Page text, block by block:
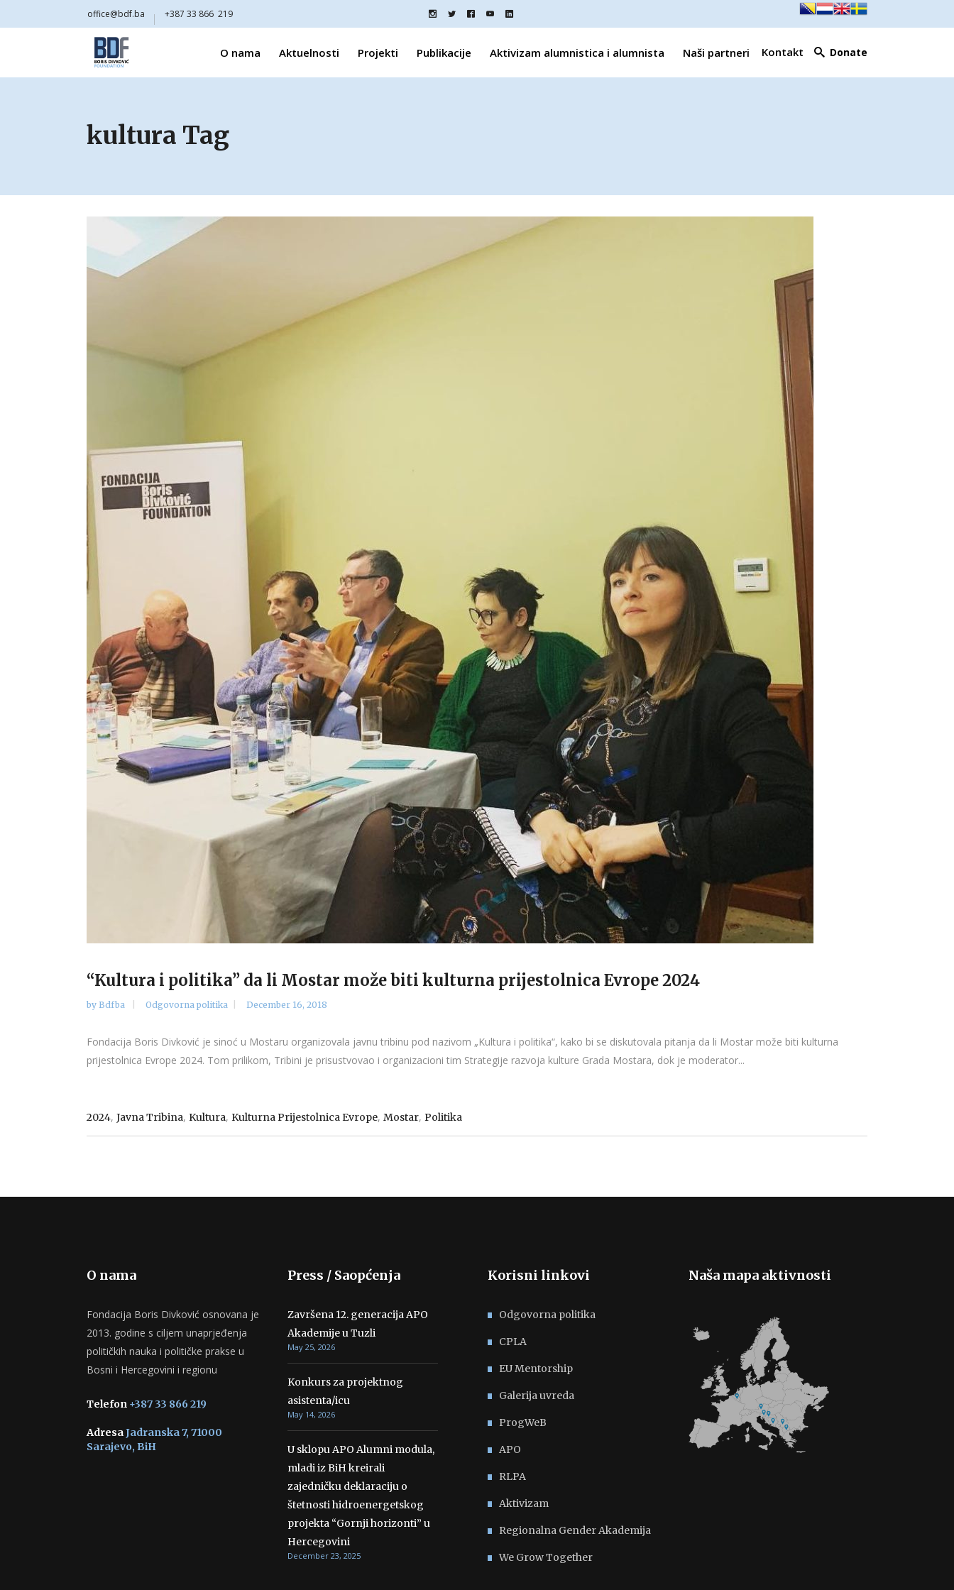
office@bdf.ba +387 33 866 219
O nama Aktuelnosti Projekti Publikacije Aktivizam alumnistica i alumnista Naši partneri Kontakt Donate
kultura Tag
“Kultura i politika” da li Mostar može biti kulturna prijestolnica Evrope 2024
by Bdfba Odgovorna politika December 16, 2018
Fondacija Boris Divković je sinoć u Mostaru organizovala javnu tribinu pod nazivom „Kultura i politika“, kako bi se diskutovala pitanja da li Mostar može biti kulturna
prijestolnica Evrope 2024. Tom prilikom, Tribini je prisustvovao i organizacioni tim Strategije razvoja kulture Grada Mostara, dok je moderator...
2024, Javna Tribina, Kultura, Kulturna Prijestolnica Evrope, Mostar, Politika
O nama
Fondacija Boris Divković osnovana je
2013. godine s ciljem unaprjeđenja
političkih nauka i političke prakse u
Bosni i Hercegovini i regionu
Telefon +387 33 866 219
AdresaJadranska 7, 71000
Sarajevo, BiH
Press / Saopćenja
Završena 12. generacija APO
Akademije u Tuzli
May 25, 2026
Konkurs za projektnog
asistenta/icu
May 14, 2026
U sklopu APO Alumni modula,
mladi iz BiH kreirali
zajedničku deklaraciju o
štetnosti hidroenergetskog
projekta “Gornji horizonti” u
Hercegovini
December 23, 2025
Korisni linkovi
Odgovorna politika
CPLA
EU Mentorship
Galerija uvreda
ProgWeB
APO
RLPA
Aktivizam
Regionalna Gender Akademija
We Grow Together
Naša mapa aktivnosti